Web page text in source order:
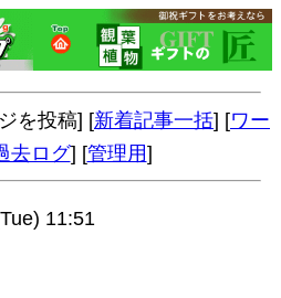
を投稿] [新着記事一括] [ワー
去ログ] [管理用]
11:51